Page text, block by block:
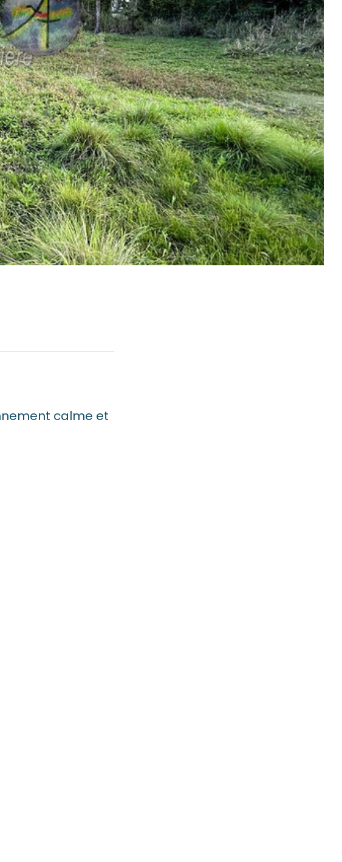
calme et